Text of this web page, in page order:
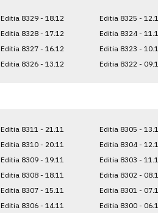
Editia 8329 - 18.12
Editia 8328 - 17.12
Editia 8327 - 16.12
Editia 8326 - 13.12
Editia 8325 -
Editia 8324 -
Editia 8323 -
Editia 8322 -
Editia 8311 - 21.11
Editia 8310 - 20.11
Editia 8309 - 19.11
Editia 8308 - 18.11
Editia 8307 - 15.11
Editia 8306 - 14.11
Editia 8305 -
Editia 8304 -
Editia 8303 -
Editia 8302 -
Editia 8301 -
Editia 8300 -